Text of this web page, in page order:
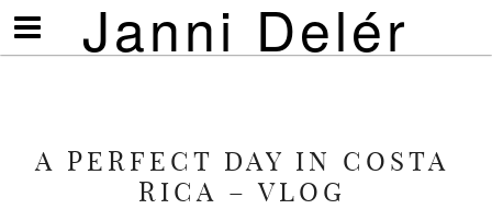
Janni Delér
Visa/göm
meny
A PERFECT DAY IN COSTA
RICA – VLOG